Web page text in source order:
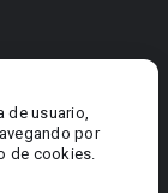
de usuario,
por
de cookies.